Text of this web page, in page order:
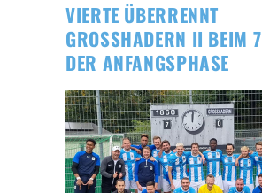
VIERTE ÜBERRENNT
GROSSHADERN II BEIM
ER ANFANGSPHASE